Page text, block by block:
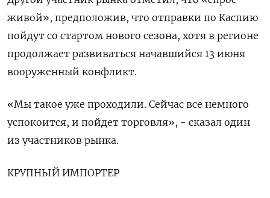
живой», предположив, что отправки по Каспию
пойдут со стартом нового сезона, хотя в регионе
продолжает развиваться начавшийся 13 июня
вооруженный конфликт.
«Мы такое уже проходили. Сейчас все немного
успокоится, и пойдет торговля», - сказал один
из участников рынка.
КРУПНЫЙ ИМПОРТЕР